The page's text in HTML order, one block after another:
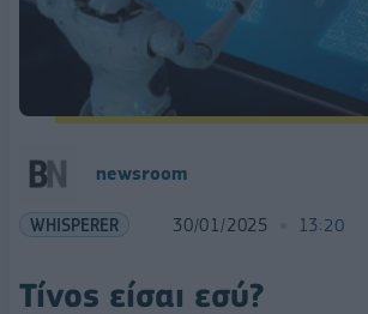
newsroom
WHISPERER 30/01/2025 13:20
Τίνος είσαι εσύ?